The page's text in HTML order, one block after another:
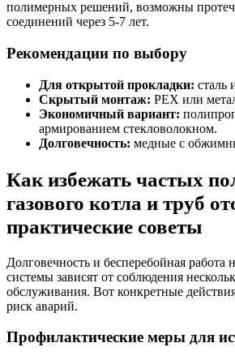
полимерных решений, возможны
соединений через 5-7 лет.
Рекомендации по выбору
Для открытой прокладки: сталь
Скрытый монтаж: PEX или
Экономичный вариант:
армированием стекловолокном.
Долговечность: медные с
Как избежать частых
газового котла и труб
практические советы
Долговечность и бесперебойная работа
системы зависят от соблюдения
обслуживания. Вот конкретные
риск аварий.
Профилактические меры для